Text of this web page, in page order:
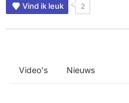
Vind ik leuk 2
Video's Nieuws